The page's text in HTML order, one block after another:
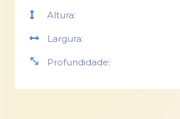
Altura:
Largura:
Profundidade: